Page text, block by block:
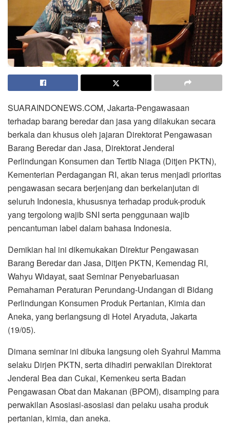
SUARAINDONEWS.COM, Jakarta-Pengawasaan
terhadap barang beredar dan jasa yang dilakukan secara
berkala dan khusus oleh jajaran Direktorat Pengawasan
Barang Beredar dan Jasa, Direktorat Jenderal
Perlindungan Konsumen dan Tertib Niaga (Ditjen PKTN),
Kementerian Perdagangan RI, akan terus menjadi prioritas
pengawasan secara berjenjang dan berkelanjutan di
seluruh Indonesia, khususnya terhadap produk-produk
yang tergolong wajib SNI serta penggunaan wajib
pencantuman label dalam bahasa Indonesia.
Demikian hal ini dikemukakan Direktur Pengawasan
Barang Beredar dan Jasa, Ditjen PKTN, Kemendag RI,
Wahyu Widayat, saat Seminar Penyebarluasan
Pemahaman Peraturan Perundang-Undangan di Bidang
Perlindungan Konsumen Produk Pertanian, Kimia dan
Aneka, yang berlangsung di Hotel Aryaduta, Jakarta
(19/05).
Dimana seminar ini dibuka langsung oleh Syahrul Mamma
selaku Dirjen PKTN, serta dihadiri perwakilan Direktorat
Jenderal Bea dan Cukai, Kemenkeu serta Badan
Pengawasan Obat dan Makanan (BPOM), disamping para
perwakilan Asosiasi-asosiasi dan pelaku usaha produk
pertanian, kimia, dan aneka.